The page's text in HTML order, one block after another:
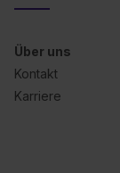
der Kategorien
Über uns
Kontakt
Karriere